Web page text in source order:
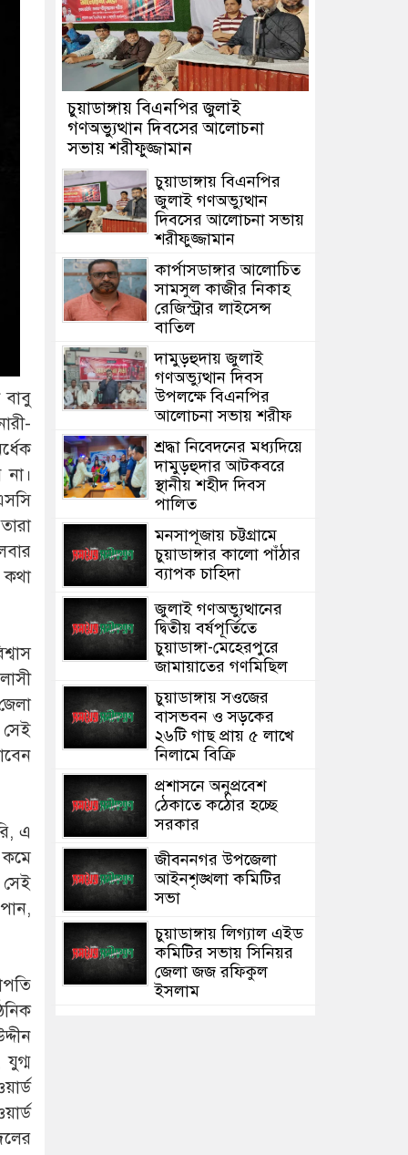
বাবু
না।
কথা
সেই
এ
কমে
চুয়াডাঙ্গায় বিএনপির জুলাই
গণঅভ্যুত্থান দিবসের আলোচনা
সভায় শরীফুজ্জামান
চুয়াডাঙ্গায় বিএনপির
জুলাই গণঅভ্যুত্থান
দিবসের আলোচনা সভায়
শরীফুজ্জামান
কার্পাসডাঙ্গার আলোচিত
সামসুল কাজীর নিকাহ
রেজিস্ট্রার লাইসেন্স
বাতিল
দামুড়হুদায় জুলাই
গণঅভ্যুত্থান দিবস
উপলক্ষে বিএনপির
আলোচনা সভায় শরীফ
শ্রদ্ধা নিবেদনের মধ্যদিয়ে
দামুড়হুদার আটকবরে
স্থানীয় শহীদ দিবস
পালিত
মনসাপূজায় চট্টগ্রামে
চুয়াডাঙ্গার কালো পাঁঠার
ব্যাপক চাহিদা
জুলাই গণঅভ্যুত্থানের
দ্বিতীয় বর্ষপূর্তিতে
চুয়াডাঙ্গা-মেহেরপুরে
জামায়াতের গণমিছিল
চুয়াডাঙ্গায় সওজের
বাসভবন ও সড়কের
২৬টি গাছ প্রায় ৫ লাখে
নিলামে বিক্রি
প্রশাসনে অনুপ্রবেশ
ঠেকাতে কঠোর হচ্ছে
সরকার
জীবননগর উপজেলা
আইনশৃঙ্খলা কমিটির
সভা
চুয়াডাঙ্গায় লিগ্যাল এইড
কমিটির সভায় সিনিয়র
জেলা জজ রফিকুল
ইসলাম